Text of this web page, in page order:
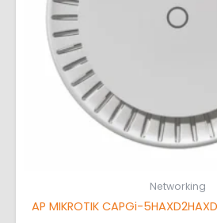
Networking
AP MIKROTIK CAPGi-